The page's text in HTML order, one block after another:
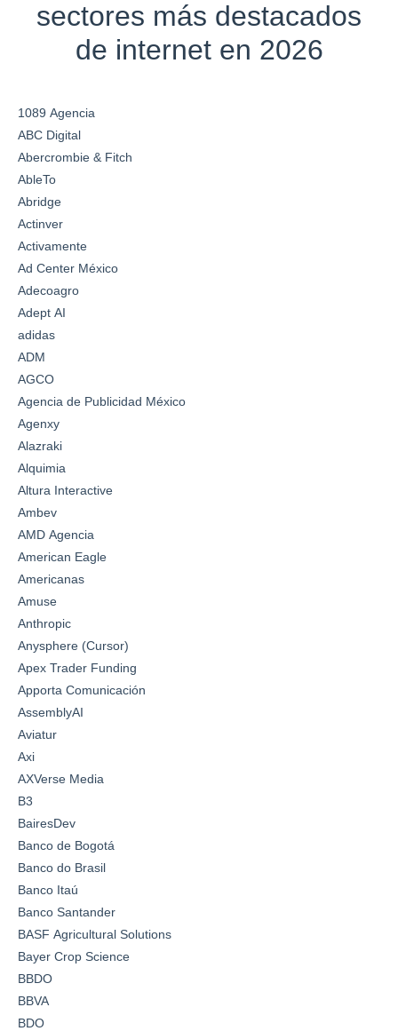
sectores más destacados
de internet en 2026
1089 Agencia
ABC Digital
Abercrombie & Fitch
AbleTo
Abridge
Actinver
Activamente
Ad Center México
Adecoagro
Adept AI
adidas
ADM
AGCO
Agencia de Publicidad México
Agenxy
Alazraki
Alquimia
Altura Interactive
Ambev
AMD Agencia
American Eagle
Americanas
Amuse
Anthropic
Anysphere (Cursor)
Apex Trader Funding
Apporta Comunicación
AssemblyAI
Aviatur
Axi
AXVerse Media
B3
BairesDev
Banco de Bogotá
Banco do Brasil
Banco Itaú
Banco Santander
BASF Agricultural Solutions
Bayer Crop Science
BBDO
BBVA
BDO